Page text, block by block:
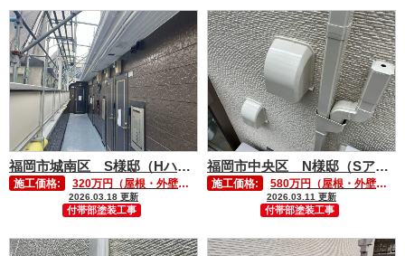
福岡市城南区 S様邸（Hハイツ）付帯部塗装工事①
施工価格: 320万円（屋根・外壁塗装含む）
2026.03.18 更新
付帯部塗装工事
福岡市中央区 N様邸（Sアパート）付帯部塗装工事③
施工価格: 580万円（屋根・外壁塗装含む）
2026.03.11 更新
付帯部塗装工事